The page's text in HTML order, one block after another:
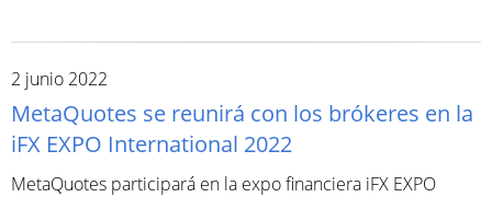
2 junio 2022
MetaQuotes se reunirá con los brókeres en la
iFX EXPO International 2022
MetaQuotes participará en la expo financiera iFX EXPO